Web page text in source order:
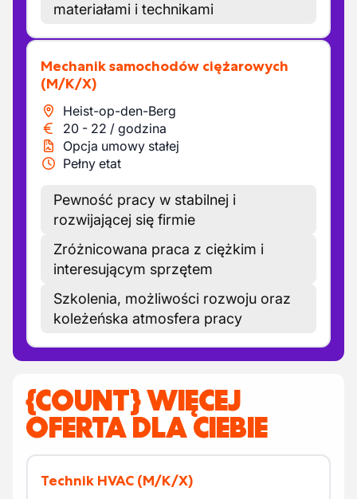
materiałami i technikami
Mechanik samochodów ciężarowych
(M/K/X)
Heist-op-den-Berg
20 - 22 / godzina
Opcja umowy stałej
Pełny etat
Pewność pracy w stabilnej i
rozwijającej się firmie
Zróżnicowana praca z ciężkim i
interesującym sprzętem
Szkolenia, możliwości rozwoju oraz
koleżeńska atmosfera pracy
{COUNT} WIĘCEJ
OFERTA DLA CIEBIE
Technik HVAC (M/K/X)